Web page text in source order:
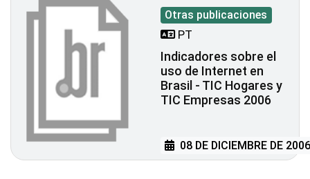
Otras publicaciones
PT
Indicadores sobre el
uso de Internet en
Brasil - TIC Hogares y
TIC Empresas 2006
08 DE DICIEMBRE DE